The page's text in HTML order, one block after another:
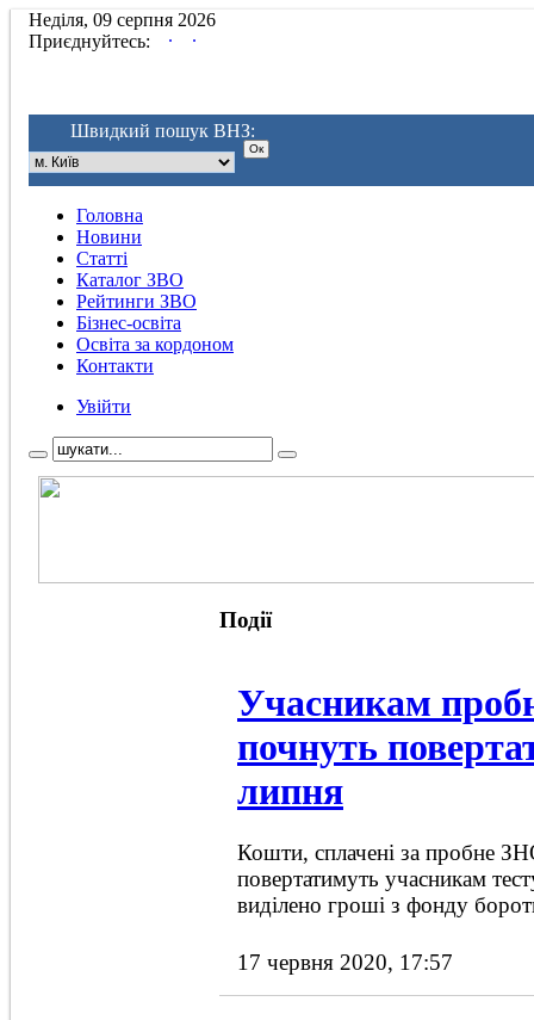
Неділя, 09 серпня 2026
Приєднуйтесь:
. .
Швидкий пошук ВНЗ:
Головна
Новини
Статті
Каталог ЗВО
Рейтинги ЗВО
Бізнес-освіта
Освіта за кордоном
Контакти
Увійти
Події
Учасникам
почнуть
липня
Кошти, сплачені за пробне
повертатимуть учасникам
виділено гроші з фонду
17 червня 2020, 17:57